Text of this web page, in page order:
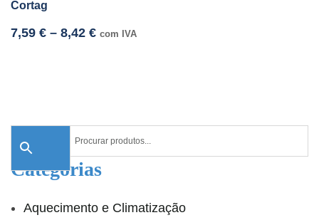
Cortag
7,59 € – 8,42 € com IVA
Categorias
Aquecimento e Climatização